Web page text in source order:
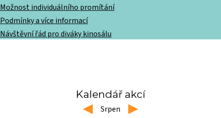
Možnost individuálního promítání
Podmínky a více informací
Návštěvní řád pro diváky kinosálu
Kalendář akcí
left Srpen right